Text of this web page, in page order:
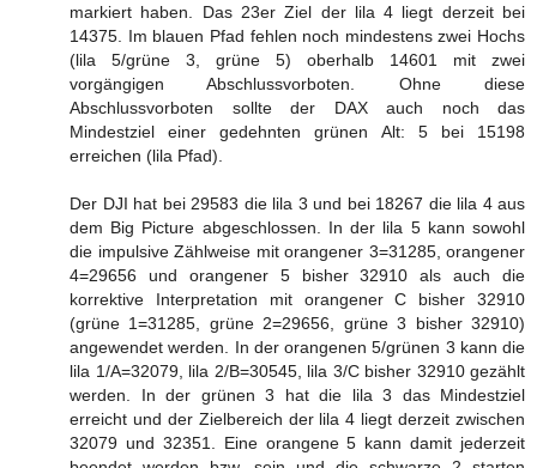
markiert haben. Das 23er Ziel der lila 4 liegt derzeit bei
14375. Im blauen Pfad fehlen noch mindestens zwei Hochs
(lila 5/grüne 3, grüne 5) oberhalb 14601 mit zwei
vorgängigen Abschlussvorboten. Ohne diese
Abschlussvorboten sollte der DAX auch noch das
Mindestziel einer gedehnten grünen Alt: 5 bei 15198
erreichen (lila Pfad).
Der DJI hat bei 29583 die lila 3 und bei 18267 die lila 4 aus
dem Big Picture abgeschlossen. In der lila 5 kann sowohl
die impulsive Zählweise mit orangener 3=31285, orangener
4=29656 und orangener 5 bisher 32910 als auch die
korrektive Interpretation mit orangener C bisher 32910
(grüne 1=31285, grüne 2=29656, grüne 3 bisher 32910)
angewendet werden. In der orangenen 5/grünen 3 kann die
lila 1/A=32079, lila 2/B=30545, lila 3/C bisher 32910 gezählt
werden. In der grünen 3 hat die lila 3 das Mindestziel
erreicht und der Zielbereich der lila 4 liegt derzeit zwischen
32079 und 32351. Eine orangene 5 kann damit jederzeit